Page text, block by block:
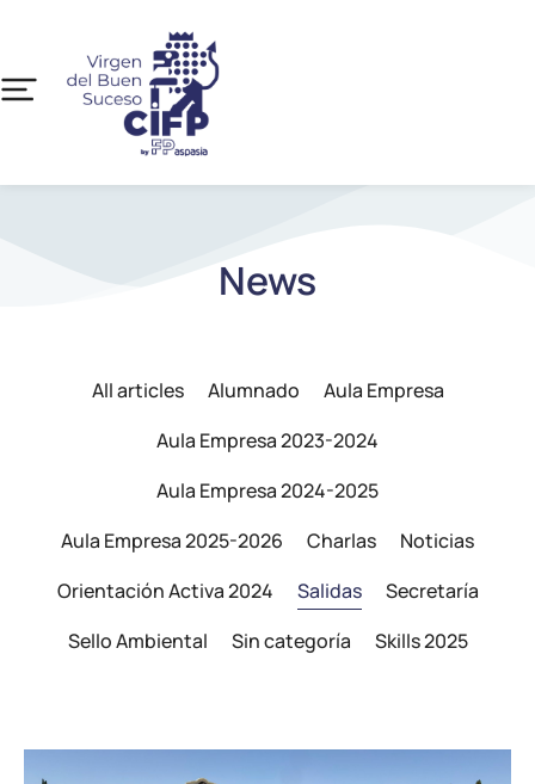
News
All articles Alumnado
Aula Empresa
Aula Empresa 2023-2024
Aula Empresa 2024-2025
Aula Empresa 2025-2026
Charlas
Noticias
Orientación Activa 2024
Salidas
Secretaría
Sello Ambiental
Sin categoría Skills 2025